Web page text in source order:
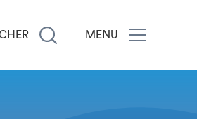
MENU